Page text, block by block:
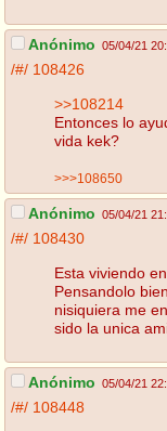
Anónimo 05/04/21
/#/ 108426
>>108214
Entonces lo
vida kek?
>>>108650
Anónimo 05/04/21
/#/ 108430
Esta viviendo
Pensandolo
nisiquiera me
sido la unica
Anónimo 05/04/21
/#/ 108448